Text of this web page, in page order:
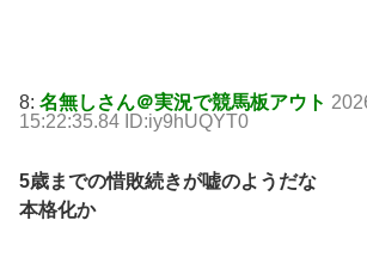
8: 名無しさん＠実況で競馬板アウト
15:22:35.84 ID:iy9hUQYT0
5歳までの惜敗続きが嘘のようだな
本格化か